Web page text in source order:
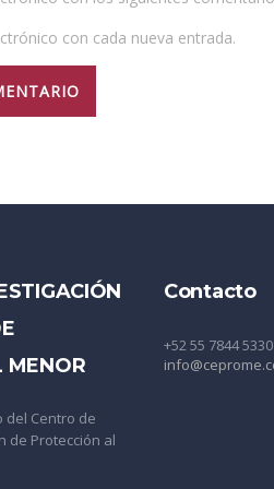
con cada nueva entrada.
MENOR
del Centro de
de Protección al
Contacto
+52 55 7844 5330